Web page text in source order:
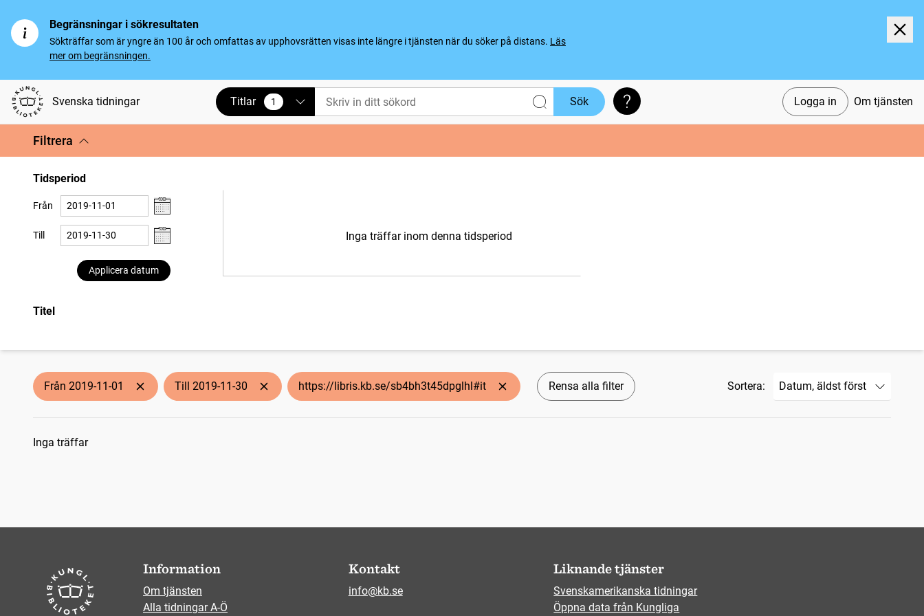
Begränsningar i sökresultaten
Sökträffar som är yngre än 100 år och omfattas av upphovsrätten visas inte längre i tjänsten när du söker på distans. Läs
mer om begränsningen.
Svenska tidningar Logga in Om tjänsten
Titlar 1
vald Sök Söktips
Filtrera
Tidsperiod
Från
Till
Applicera datum
Inga träffar inom denna tidsperiod
Titel
Från 2019-11-01 Till 2019-11-30 https://libris.kb.se/sb4bh3t45dpglhl#it Rensa alla filter Sortera:
Sökresultat
Inga träffar
Information
Om tjänsten
Alla tidningar A-Ö
Kontakt
info@kb.se
Liknande tjänster
Svenskamerikanska tidningar
Öppna data från Kungliga